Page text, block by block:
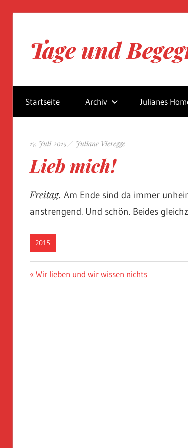
springenTage und
von
Juliane
Vieregge
Startseite Archiv Julianes
17. Juli 2015 Juliane Vieregge
Lieb mich!
Freitag. Am Ende sind da immer
anstrengend. Und schön. Beides
2015
Beitragsnavigation
Vorheriger
Wir lieben und wir wissen nichts